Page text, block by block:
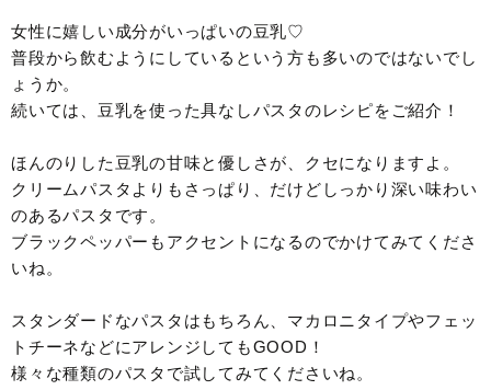
女性に嬉しい成分がいっぱいの豆乳♡
普段から飲むようにしているという方も多いのではないでし
ょうか。
続いては、豆乳を使った具なしパスタのレシピをご紹介！
ほんのりした豆乳の甘味と優しさが、クセになりますよ。
クリームパスタよりもさっぱり、だけどしっかり深い味わい
のあるパスタです。
ブラックペッパーもアクセントになるのでかけてみてくださ
いね。
スタンダードなパスタはもちろん、マカロニタイプやフェッ
トチーネなどにアレンジしてもGOOD！
様々な種類のパスタで試してみてくださいね。